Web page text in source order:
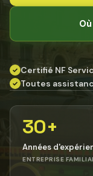
✓ Certifié NF
✓ Toutes
30+
Années
ENTREPRISE